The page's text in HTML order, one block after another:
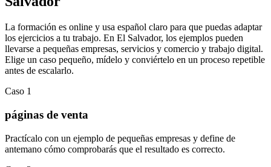
La formación es online y usa español claro para que puedas adaptar
los ejercicios a tu trabajo. En El Salvador, los ejemplos pueden
llevarse a pequeñas empresas, servicios y comercio y trabajo digital.
Elige un caso pequeño, mídelo y conviértelo en un proceso repetible
antes de escalarlo.
Caso 1
páginas de venta
Practícalo con un ejemplo de pequeñas empresas y define de
antemano cómo comprobarás que el resultado es correcto.